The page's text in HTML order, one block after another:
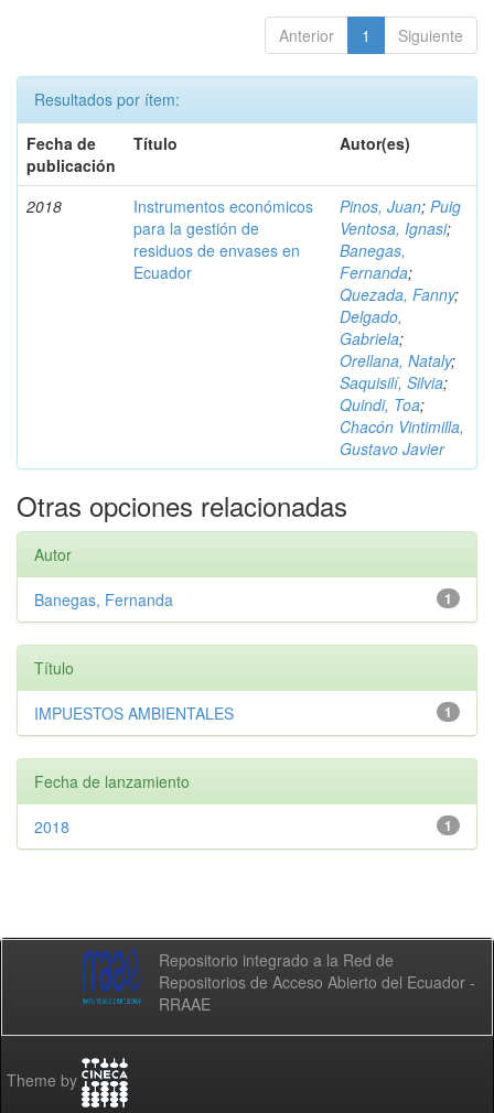
Anterior 1 Siguiente
Resultados por ítem:
Fecha de
publicación
Título Autor(es)
2018
Instrumentos económicos
para la gestión de
residuos de envases en
Ecuador
Pinos, Juan; Puig
Ventosa, Ignasi;
Banegas,
Fernanda;
Quezada, Fanny;
Delgado,
Gabriela;
Orellana, Nataly;
Saquisilí, Silvia;
Quindi, Toa;
Chacón Vintimilla,
Gustavo Javier
Otras opciones relacionadas
Autor
1
Banegas, Fernanda
Título
1
IMPUESTOS AMBIENTALES
Fecha de lanzamiento
1
2018
Repositorio integrado a la Red de
Repositorios de Acceso Abierto del Ecuador -
RRAAE
Theme by